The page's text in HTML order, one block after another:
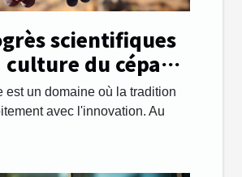
scientifiques
culture du cépage
est un domaine où la tradition
avec l'innovation. Au